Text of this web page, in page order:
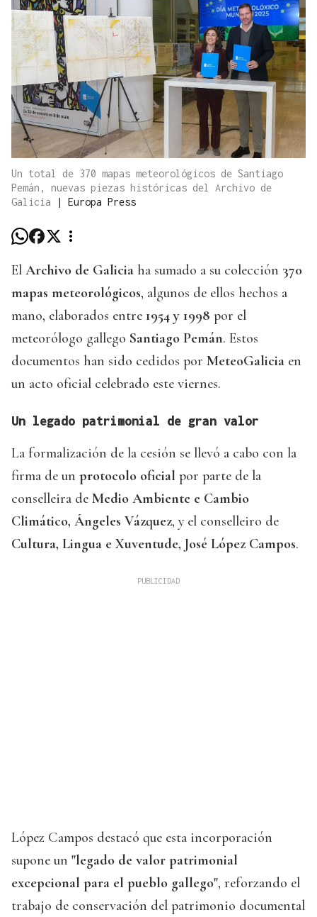
Un total de 370 mapas meteorológicos de Santiago
Pemán, nuevas piezas históricas del Archivo de
Galicia
| Europa Press
El Archivo de Galicia ha sumado a su colección 370
mapas meteorológicos, algunos de ellos hechos a
mano, elaborados entre 1954 y 1998 por el
meteorólogo gallego Santiago Pemán. Estos
documentos han sido cedidos por MeteoGalicia en
un acto oficial celebrado este viernes.
Un legado patrimonial de gran valor
La formalización de la cesión se llevó a cabo con la
firma de un protocolo oficial por parte de la
conselleira de Medio Ambiente e Cambio
Climático, Ángeles Vázquez, y el conselleiro de
Cultura, Lingua e Xuventude, José López Campos.
López Campos destacó que esta incorporación
supone un "legado de valor patrimonial
excepcional para el pueblo gallego", reforzando el
trabajo de conservación del patrimonio documental